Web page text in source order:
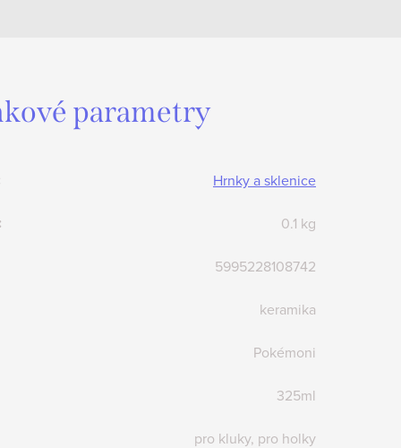
parametry
Hrnky a sklenice
0.1 kg
5995228108742
keramika
Pokémoni
325ml
pro kluky, pro holky